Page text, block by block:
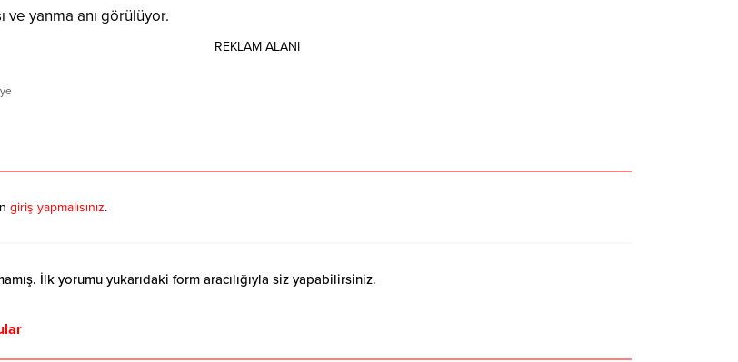
ve yanma anı görülüyor.
REKLAM ALANI
giriş yapmalısınız.
İlk yorumu yukarıdaki form aracılığıyla siz yapabilirsiniz.